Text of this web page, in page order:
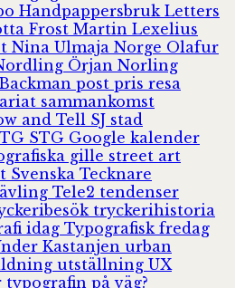
Handpappersbruk Letters
Frost Martin Lexelius
Nina Ulmaja Norge Olafur
Örjan Norling
post pris resa
sammankomst
and Tell SJ stad
STG Google kalender
gille street art
Svenska Tecknare
Tele2 tendenser
tryckerihistoria
idag Typografisk fredag
Kastanjen urban
utställning UX
typografin på väg?